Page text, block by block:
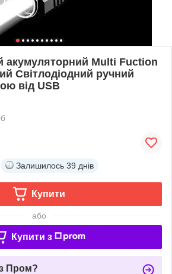
акумуляторний Multi Fuction
Світлодіодний ручний
від USB
Залишилось 39 днів
Купити
або
Купити з
Пром?